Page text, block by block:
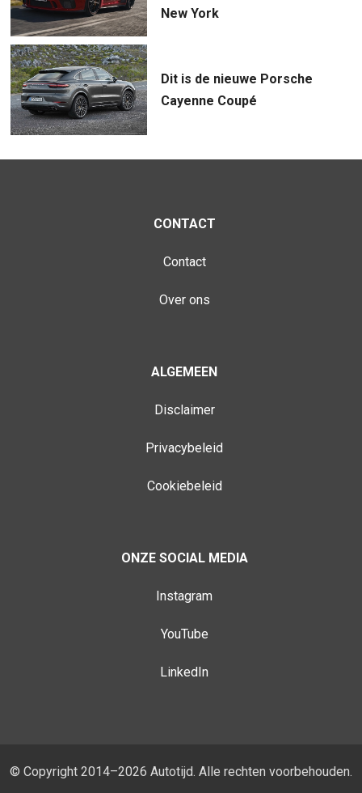
New York
Dit is de nieuwe Porsche
Cayenne Coupé
CONTACT
Contact
Over ons
ALGEMEEN
Disclaimer
Privacybeleid
Cookiebeleid
ONZE SOCIAL MEDIA
Instagram
YouTube
LinkedIn
© Copyright 2014–2026 Autotijd. Alle rechten voorbehouden.